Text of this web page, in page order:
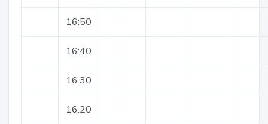
16:50
16:40
16:30
16:20